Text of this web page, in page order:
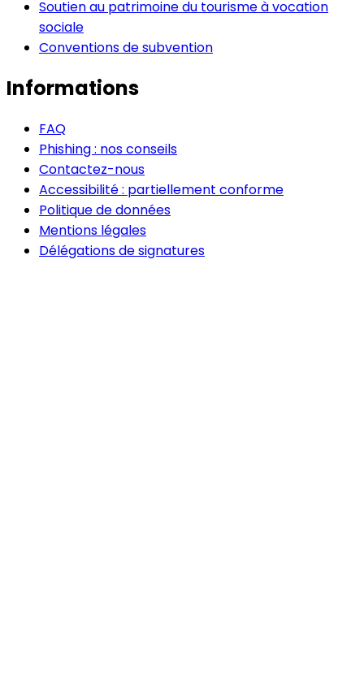
Soutien au patrimoine du tourisme à vocation
sociale
Conventions de subvention
Informations
FAQ
Phishing : nos conseils
Contactez-nous
Accessibilité : partiellement conforme
Politique de données
Mentions légales
Délégations de signatures